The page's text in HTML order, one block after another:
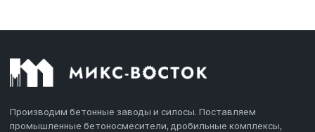
Производим бетонные заводы и силосы. Поставляем
промышленные бетоносмесители, дробильные комплексы,